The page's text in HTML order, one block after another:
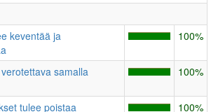
keventää ja
100%
samalla
100%
tulee poistaa
100%